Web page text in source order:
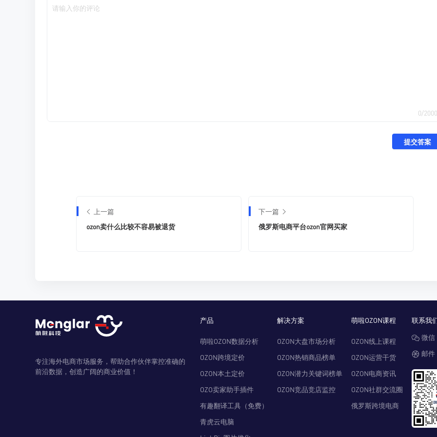
0/2000
请输入你的评论
提交答案
上一篇
ozon卖什么比较不容易被退货
下一篇
俄罗斯电商平台ozon官网买家
专注海外电商市场服务，帮助合作伙伴掌控准确的
前沿数据，创造广阔的商业价值！
产品
萌啦OZON数据分析
OZON跨境定价
OZON本土定价
OZO卖家助手插件
有趣翻译工具（免费）
青虎云电脑
解决方案
OZON大盘市场分析
OZON热销商品榜单
OZON潜力关键词榜单
OZON竞品竞店监控
萌啦OZON课程
OZON线上课程
OZON运营干货
OZON电商资讯
OZON社群交流圈
俄罗斯跨境电商
联系我
微
邮